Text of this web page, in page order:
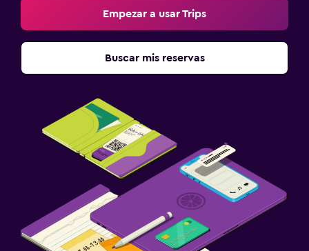
Empezar a usar Trips
Buscar mis reservas